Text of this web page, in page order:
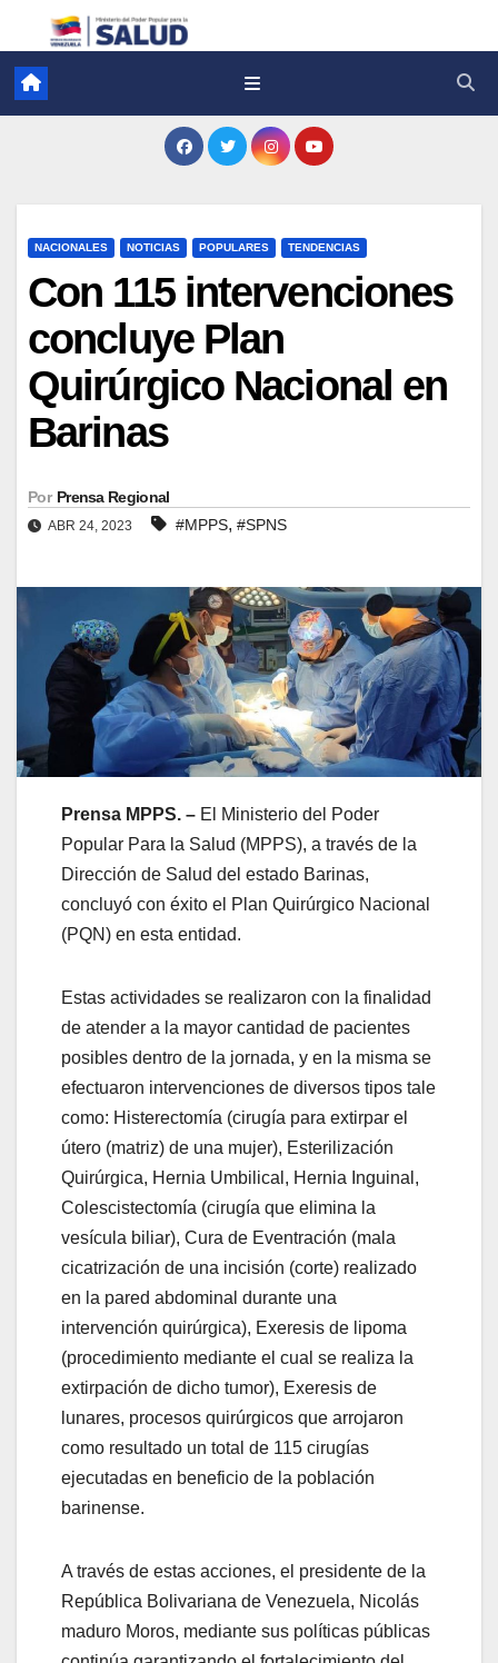
NACIONALES NOTICIAS POPULARES TENDENCIAS
Con 115 intervenciones
concluye Plan
Quirúrgico Nacional en
Barinas
Por Prensa Regional
ABR 24, 2023 #MPPS, #SPNS
Prensa MPPS. – El Ministerio del Poder
Popular Para la Salud (MPPS), a través de la
Dirección de Salud del estado Barinas,
concluyó con éxito el Plan Quirúrgico Nacional
(PQN) en esta entidad.
Estas actividades se realizaron con la finalidad
de atender a la mayor cantidad de pacientes
posibles dentro de la jornada, y en la misma se
efectuaron intervenciones de diversos tipos tale
como: Histerectomía (cirugía para extirpar el
útero (matriz) de una mujer), Esterilización
Quirúrgica, Hernia Umbilical, Hernia Inguinal,
Colescistectomía (cirugía que elimina la
vesícula biliar), Cura de Eventración (mala
cicatrización de una incisión (corte) realizado
en la pared abdominal durante una
intervención quirúrgica), Exeresis de lipoma
(procedimiento mediante el cual se realiza la
extirpación de dicho tumor), Exeresis de
lunares, procesos quirúrgicos que arrojaron
como resultado un total de 115 cirugías
ejecutadas en beneficio de la población
barinense.
A través de estas acciones, el presidente de la
República Bolivariana de Venezuela, Nicolás
maduro Moros, mediante sus políticas públicas